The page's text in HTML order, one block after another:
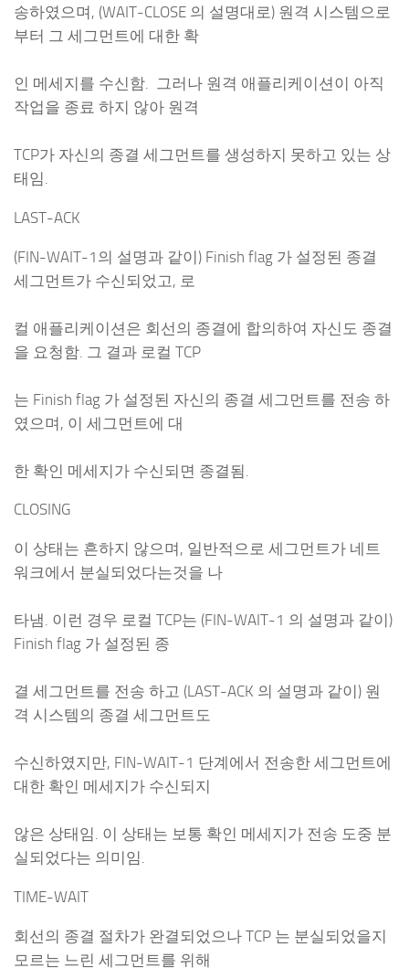
송하였으며, (WAIT-CLOSE 의 설명대로) 원격 시스템으로
부터 그 세그먼트에 대한 확
인 메세지를 수신함. 그러나 원격 애플리케이션이 아직
작업을 종료 하지 않아 원격
TCP가 자신의 종결 세그먼트를 생성하지 못하고 있는 상
태임.
LAST-ACK
(FIN-WAIT-1의 설명과 같이) Finish flag 가 설정된 종결
세그먼트가 수신되었고, 로
컬 애플리케이션은 회선의 종결에 합의하여 자신도 종결
을 요청함. 그 결과 로컬 TCP
는 Finish flag 가 설정된 자신의 종결 세그먼트를 전송 하
였으며, 이 세그먼트에 대
한 확인 메세지가 수신되면 종결됨.
CLOSING
이 상태는 흔하지 않으며, 일반적으로 세그먼트가 네트
워크에서 분실되었다는것을 나
타냄. 이런 경우 로컬 TCP는 (FIN-WAIT-1 의 설명과 같이)
Finish flag 가 설정된 종
결 세그먼트를 전송 하고 (LAST-ACK 의 설명과 같이) 원
격 시스템의 종결 세그먼트도
수신하였지만, FIN-WAIT-1 단계에서 전송한 세그먼트에
대한 확인 메세지가 수신되지
않은 상태임. 이 상태는 보통 확인 메세지가 전송 도중 분
실되었다는 의미임.
TIME-WAIT
회선의 종결 절차가 완결되었으나 TCP 는 분실되었을지
모르는 느린 세그먼트를 위해